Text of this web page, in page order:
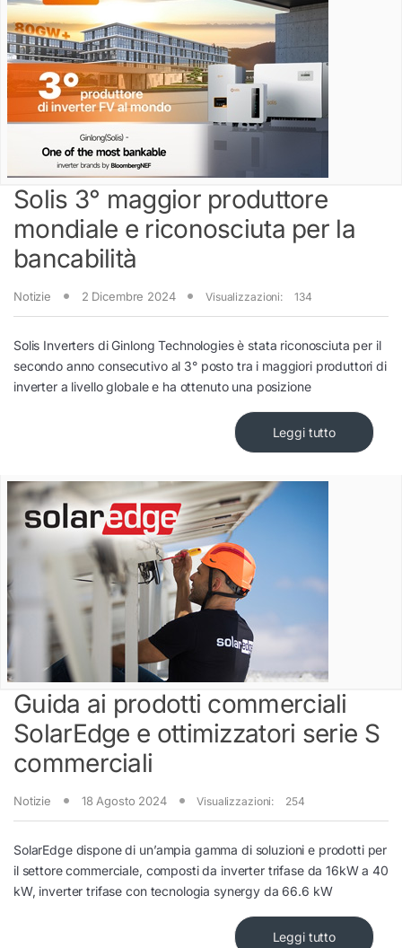
Solis 3° maggior produttore
mondiale e riconosciuta per la
bancabilità
Notizie 2 Dicembre 2024 Visualizzazioni: 134
Solis Inverters di Ginlong Technologies è stata riconosciuta per il
secondo anno consecutivo al 3° posto tra i maggiori produttori di
inverter a livello globale e ha ottenuto una posizione
Leggi tutto
Guida ai prodotti commerciali
SolarEdge e ottimizzatori serie S
commerciali
Notizie 18 Agosto 2024 Visualizzazioni: 254
SolarEdge dispone di un’ampia gamma di soluzioni e prodotti per
il settore commerciale, composti da inverter trifase da 16kW a 40
kW, inverter trifase con tecnologia synergy da 66.6 kW
Leggi tutto